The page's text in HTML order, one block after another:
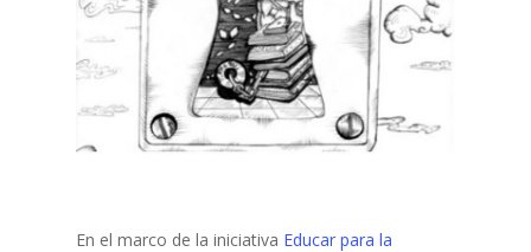
En el marco de la iniciativa Educar para la